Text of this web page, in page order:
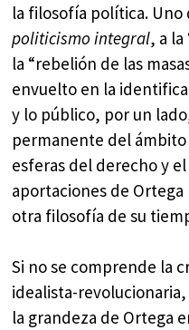
la filosofía política.
politicismo integral, a
la “rebelión de las
envuelto en la
y lo público, por un
permanente del
esferas del derecho y
aportaciones de
otra filosofía de su
Si no se comprende la
idealista-
la grandeza de Ortega